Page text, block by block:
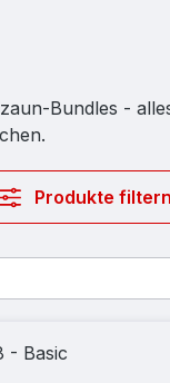
Bundles -
Produkte filtern